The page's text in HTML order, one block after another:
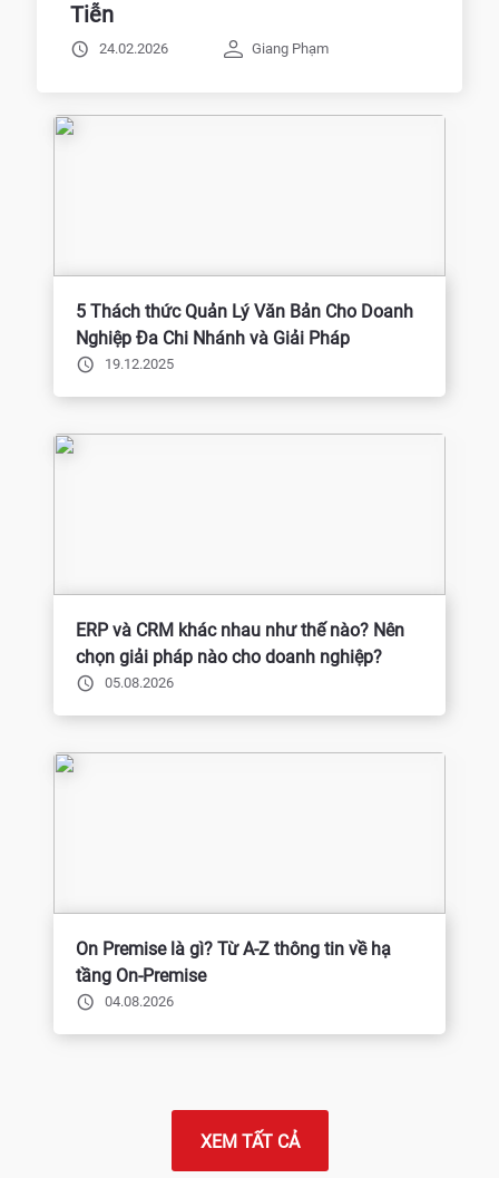
Tiễn
24.02.2026 Giang Phạm
5 Thách thức Quản Lý Văn Bản Cho Doanh
Nghiệp Đa Chi Nhánh và Giải Pháp
19.12.2025
ERP và CRM khác nhau như thế nào? Nên
chọn giải pháp nào cho doanh nghiệp?
05.08.2026
On Premise là gì? Từ A-Z thông tin về hạ
tầng On-Premise
04.08.2026
XEM TẤT CẢ